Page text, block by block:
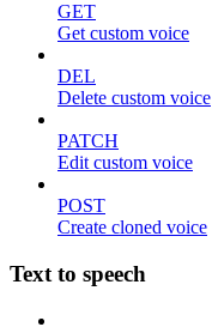
GET
Get custom voice
DEL
Delete custom voice
PATCH
Edit custom voice
POST
Create cloned voice
Text to speech